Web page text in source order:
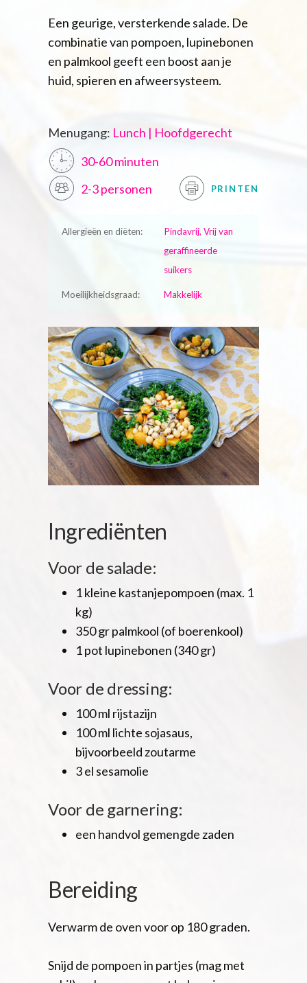
Een geurige, versterkende salade. De
combinatie van pompoen, lupinebonen
en palmkool geeft een boost aan je
huid, spieren en afweersysteem.
Menugang: Lunch | Hoofdgerecht
30-60 minuten
2-3 personen
PRINTEN
Allergieën en diëten:
Pindavrij, Vrij van
geraffineerde
suikers
Moeilijkheidsgraad: Makkelijk
Ingrediënten
Voor de salade:
1 kleine kastanjepompoen (max. 1
kg)
350 gr palmkool (of boerenkool)
1 pot lupinebonen (340 gr)
Voor de dressing:
100 ml rijstazijn
100 ml lichte sojasaus,
bijvoorbeeld zoutarme
3 el sesamolie
Voor de garnering:
een handvol gemengde zaden
Bereiding
Verwarm de oven voor op 180 graden.
Snijd de pompoen in partjes (mag met